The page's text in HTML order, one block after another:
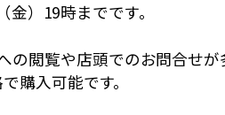
）19時までです。
の閲覧や店頭でのお問合せ
購入可能です。